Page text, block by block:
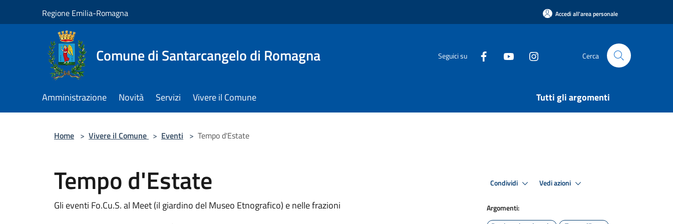
Regione Emilia-Romagna Accedi all'area personale
Comune di Santarcangelo di Romagna Seguici su Cerca
Amministrazione Novità Servizi Vivere il Comune Tutti gli argomenti
Home > Vivere il Comune > Eventi > Tempo d'Estate
Tempo d'Estate
Gli eventi Fo.Cu.S. al Meet (il giardino del Museo Etnografico) e nelle frazioni
Condividi Vedi azioni
Argomenti: